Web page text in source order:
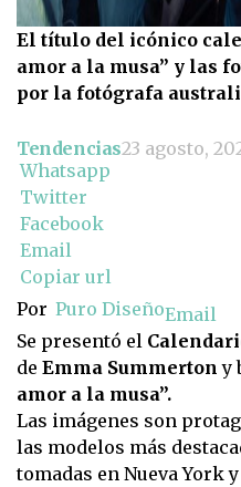
El título del icónico
amor a la musa” y las
por la fotógrafa
Tendencias23 agosto,
Whatsapp
Twitter
Facebook
Email
Copiar url
Por Puro DiseñoEmail
Se presentó el
de Emma Summerton y
amor a la musa”.
Las imágenes son
las modelos más
tomadas en Nueva York